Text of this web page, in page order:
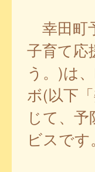
幸田町
子育て応
う。)は
ボ(以下
じて、
ビスです。